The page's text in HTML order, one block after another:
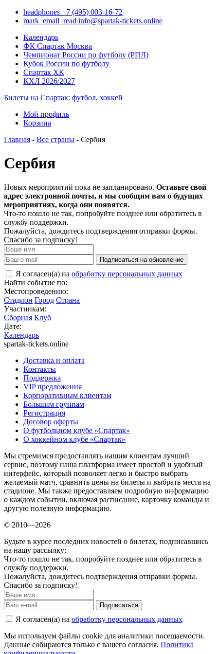
headphones +7 (495) 003-16-72
mark_email_read info@spartak-tickets.online
Календарь
ФК Спартак Москва
Чемпионат России по футболу (РПЛ)
Кубок России по футболу
Спартак ХК
КХЛ 2026/2027
Билеты на Спартак: футбол, хоккей
Мой профиль
Корзина
Главная - Все страны - Сербия
Сербия
Новых мероприятий пока не запланировано. Оставьте свой
адрес электронной почты, и мы сообщим вам о будущих
мероприятиях, когда они появятся.
Что-то пошло не так, попробуйте позднее или обратитесь в
службу поддержки.
Пожалуйста, дождитесь подтверждения отправки формы.
Спасибо за подписку!
Подписаться на обновление
Я согласен(а) на обработку персональных данных
Найти событие по:
Местопроведению:
Стадион Город Страна
Участникам:
Сборная Клуб
Дате:
Календарь
spartak-tickets.online
Доставка и оплата
Контакты
Поддержка
VIP предложения
Корпоративным клиентам
Большим группам
Регистрация
Договор оферты
О футбольном клубе «Спартак»
О хоккейном клубе «Спартак»
Мы стремимся предоставлять нашим клиентам лучший
сервис, поэтому наша платформа имеет простой и удобный
интерфейс, который позволяет легко и быстро выбрать
желаемый матч, сравнить цены на билеты и выбрать места на
стадионе. Мы также предоставляем подробную информацию
о каждом событии, включая расписание, карточку команды и
другую полезную информацию.
© 2010—2026
Будьте в курсе последних новостей о билетах, подписавшись
на нашу рассылку:
Что-то пошло не так, попробуйте позднее или обратитесь в
службу поддержки.
Пожалуйста, дождитесь подтверждения отправки формы.
Спасибо за подписку!
Подписаться
Я согласен(а) на обработку персональных данных
Мы используем файлы cookie для аналитики посещаемости.
Данные собираются только с вашего согласия. Политика